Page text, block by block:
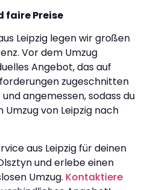
faire Preise
Leipzig legen wir großen
Vor dem Umzug
Angebot, das auf
zugeschnitten
angemessen, sodass du
von Leipzig nach
aus Leipzig für deinen
und erlebe einen
Umzug. Kontaktiere